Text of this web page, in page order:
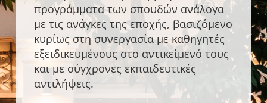
προγράμματα των σπουδών ανάλογα
με τις ανάγκες της εποχής, βασιζόμενο
κυρίως στη συνεργασία με καθηγητές
εξειδικευμένους στο αντικείμενό τους
και με σύγχρονες εκπαιδευτικές
αντιλήψεις.